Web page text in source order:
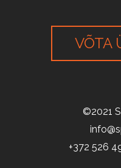
VÕTA
©2021
+372 526